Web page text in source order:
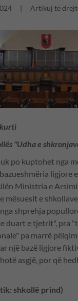
Artikuj të
"Udha e
po kuptohet nga
ligjore
Ministria e
mësuesit e
shprehja
duart e tjetrit", pra
pa marrë
një bazë ligjore
asgjë, por që
shkollë prind)